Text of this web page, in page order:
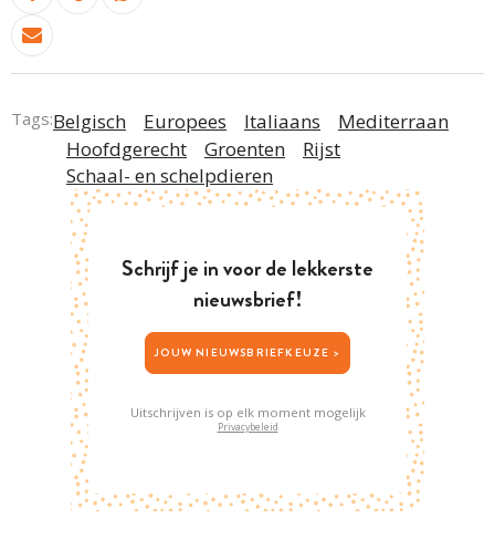
Tags:Belgisch Europees Italiaans
Mediterraan
Hoofdgerecht
Groenten
Rijst
Schaal- en schelpdieren
Schrijf je in voor de lekkerste
nieuwsbrief!
JOUW NIEUWSBRIEFKEUZE >
Uitschrijven is op elk moment mogelijk
Privacybeleid